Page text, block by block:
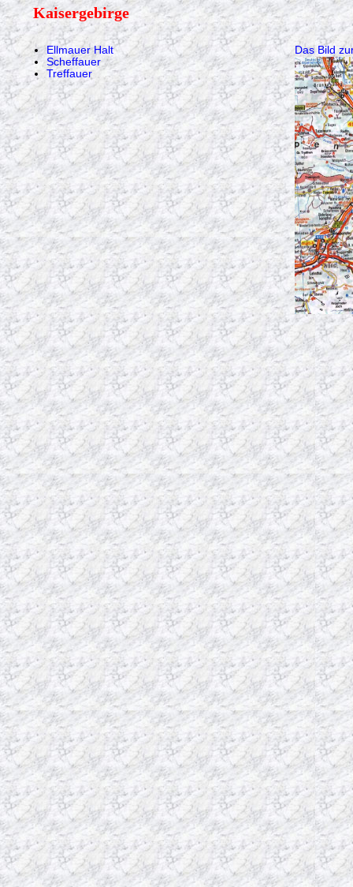
Kaisergebirge
Ellmauer Halt
Scheffauer
Treffauer
Das Bild